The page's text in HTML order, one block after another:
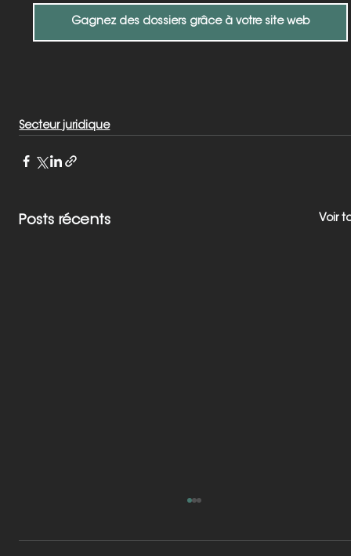
Gagnez des dossiers grâce à votre site web
Secteur juridique
Posts récents Voir